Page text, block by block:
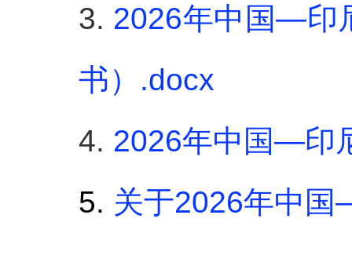
3. 2026年中国—印
书）.docx
4. 2026年中国—印
5. 关于2026年中